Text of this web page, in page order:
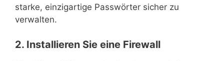
starke, einzigartige Passwörter sicher zu
verwalten.
2. Installieren Sie eine Firewall